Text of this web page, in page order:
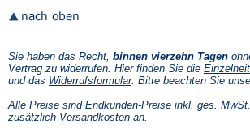
Sie haben das Recht, binnen vierzehn Tagen
Vertrag zu widerrufen. Hier finden Sie die
und das Widerrufsformular(Öffnet
einem
neuen
. Bitte beachten Sie
Alle Preise sind Endkunden-Preise inkl. ges.
zusätzlich Versandkosten(Öffnet
an.